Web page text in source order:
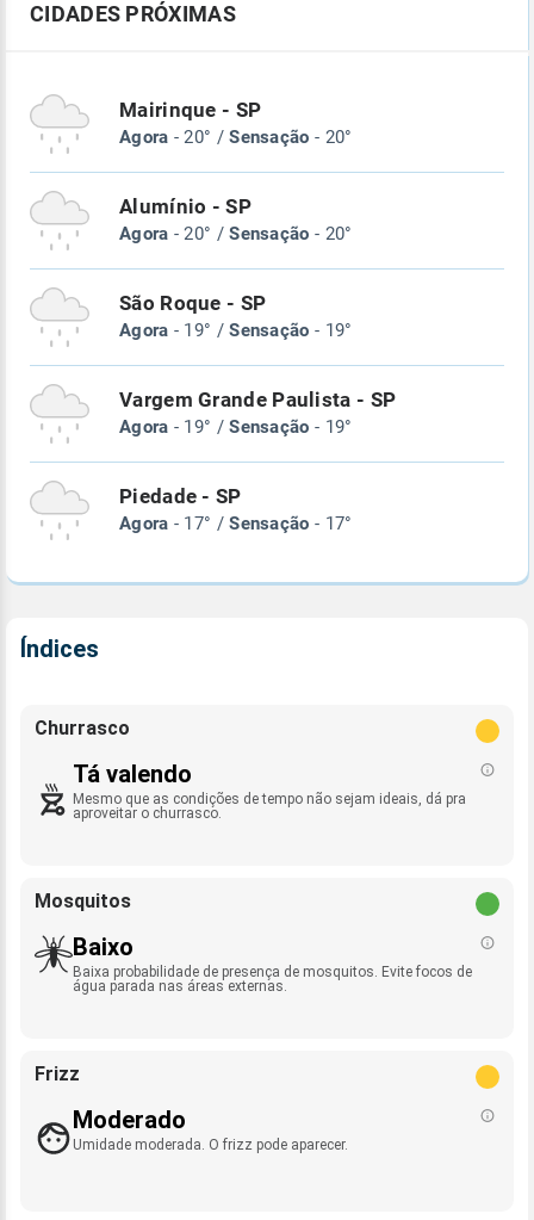
CIDADES PRÓXIMAS
Mairinque - SP
Agora - 20° /Sensação - 20°
Alumínio - SP
Agora - 20° /Sensação - 20°
São Roque - SP
Agora - 19° /Sensação - 19°
Vargem Grande Paulista - SP
Agora - 19° /Sensação - 19°
Piedade - SP
Agora - 17° /Sensação - 17°
Índices
Churrasco
Tá valendo
Mesmo que as condições de tempo não sejam ideais, dá pra
aproveitar o churrasco.
Mosquitos
Baixo
Baixa probabilidade de presença de mosquitos. Evite focos de
água parada nas áreas externas.
Frizz
Moderado
Umidade moderada. O frizz pode aparecer.